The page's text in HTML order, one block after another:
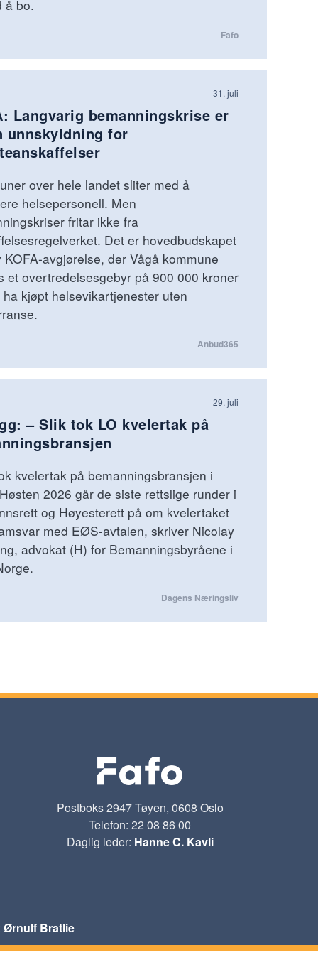
å bo.
Fafo
31. juli
Langvarig bemanningskrise er
unnskyldning for
over hele landet sliter med å
helsepersonell. Men
fritar ikke fra
Det er hovedbudskapet
KOFA-avgjørelse, der Vågå kommune
et overtredelsesgebyr på 900 000 kroner
kjøpt helsevikartjenester uten
Anbud365
29. juli
– Slik tok LO kvelertak på
kvelertak på bemanningsbransjen i
2026 går de siste rettslige runder i
og Høyesterett på om kvelertaket
med EØS-avtalen, skriver Nicolay
advokat (H) for Bemanningsbyråene i
Dagens Næringsliv
Postboks 2947 Tøyen, 0608 Oslo
Telefon: 22 08 86 00
Daglig leder: Hanne C. Kavli
Ørnulf Bratlie